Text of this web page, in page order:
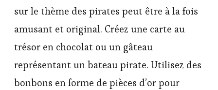
sur le thème des pirates peut être à la fois
amusant et original. Créez une carte au
trésor en chocolat ou un gâteau
représentant un bateau pirate. Utilisez des
bonbons en forme de pièces d’or pour